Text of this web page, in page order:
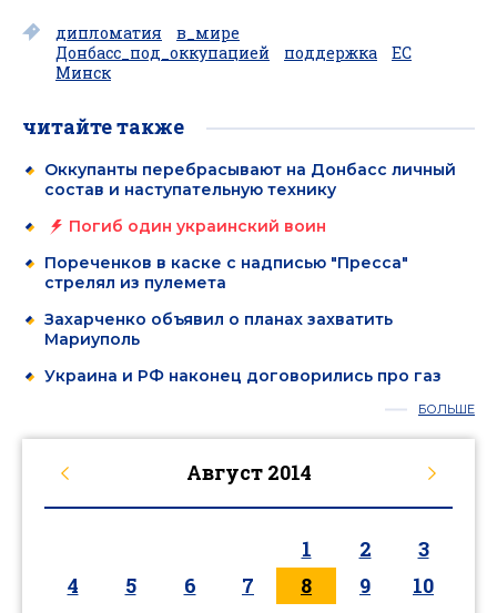
дипломатия
в_мире
Донбасс_под_оккупацией
поддержка
ЕС
Минск
читайте также
Оккупанты перебрасывают на Донбасс личный
состав и наступательную технику
Погиб один украинский воин
Пореченков в каске с надписью "Пресса"
стрелял из пулемета
Захарченко объявил о планах захватить
Мариуполь
Украина и РФ наконец договорились про газ
БОЛЬШЕ
Август 2014
1 2
3
4
5 6 7 8 9
10